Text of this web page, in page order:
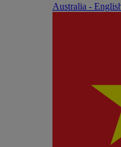
Australia -